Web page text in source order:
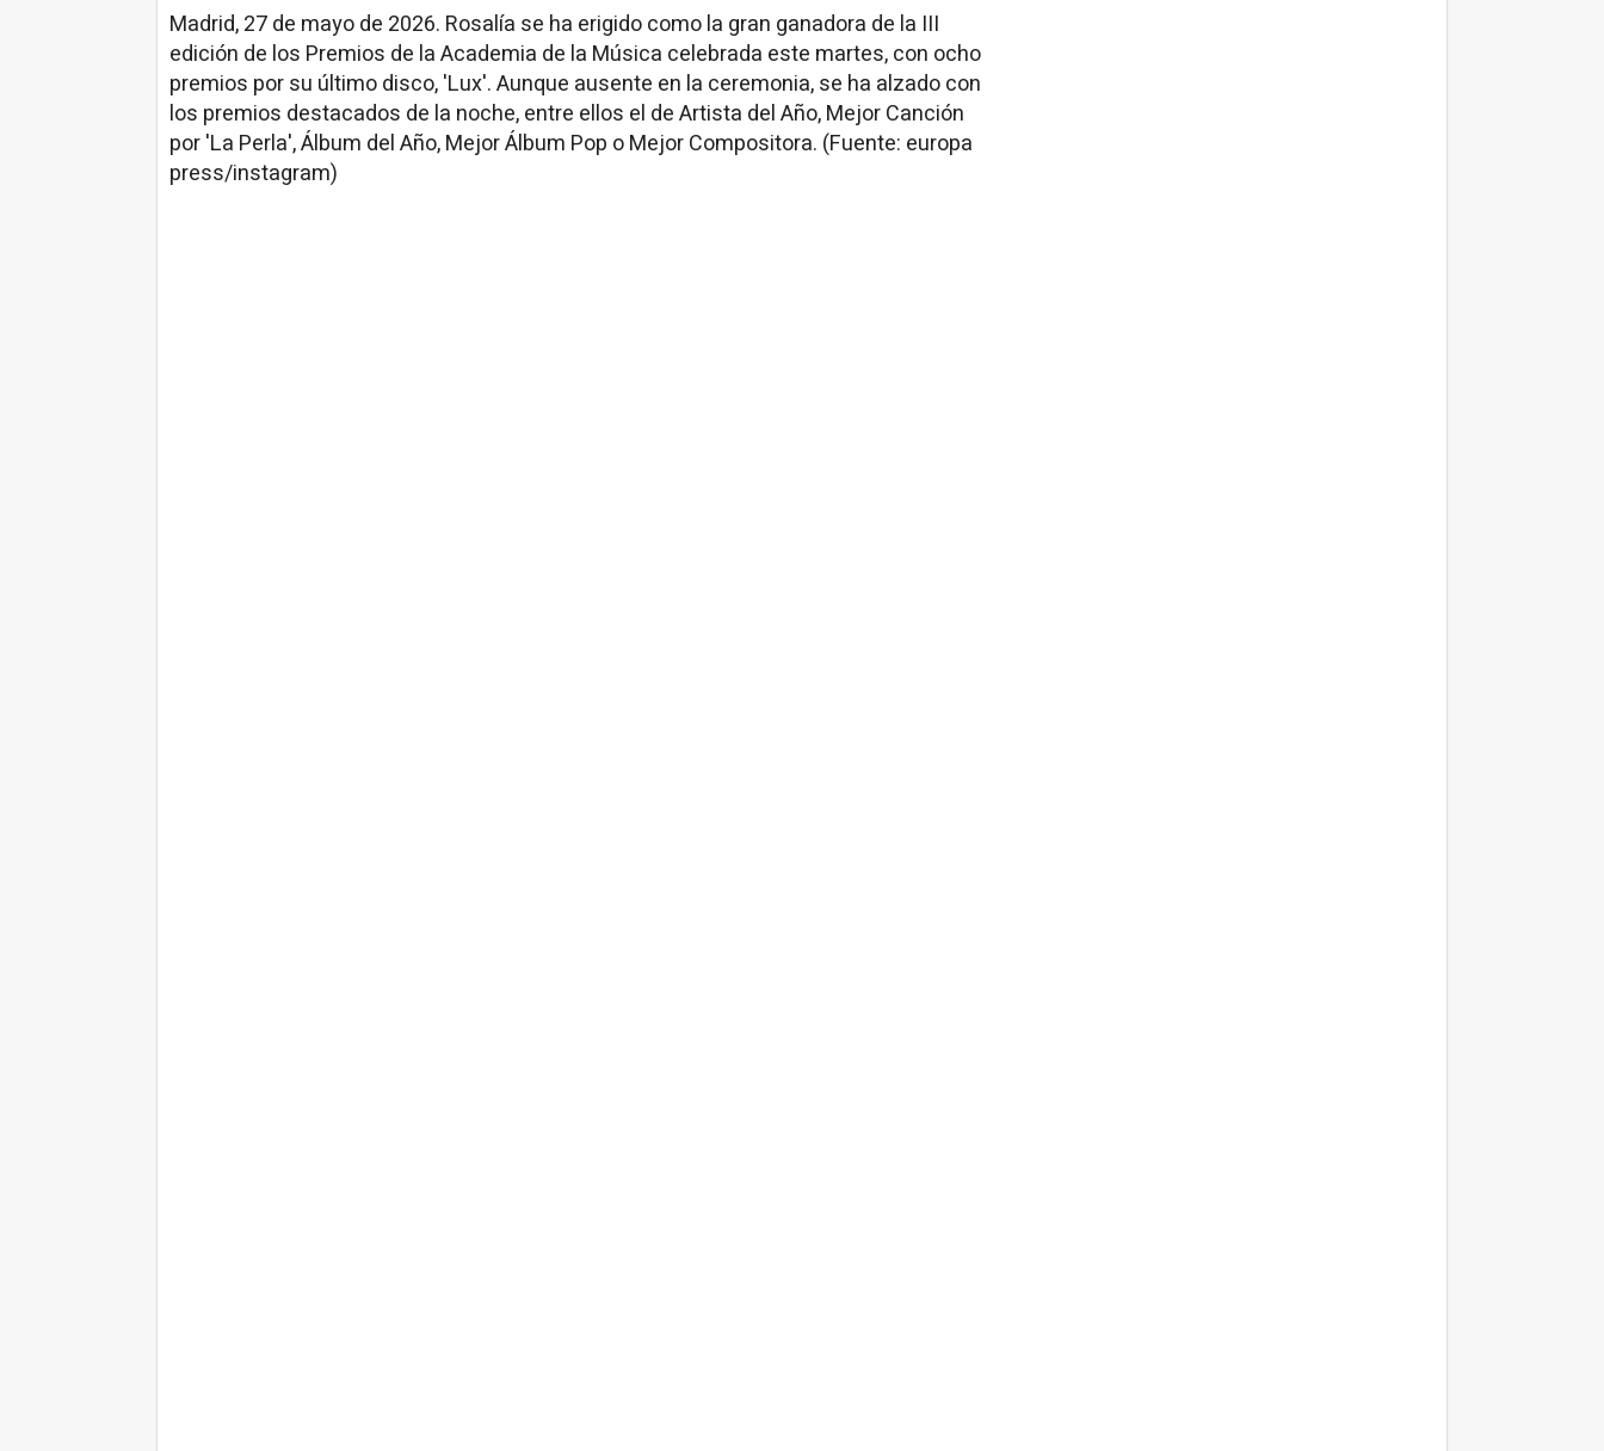
Madrid, 27 de mayo de 2026. Rosalía se ha erigido como la gran ganadora de la III
edición de los Premios de la Academia de la Música celebrada este martes, con ocho
premios por su último disco, 'Lux'. Aunque ausente en la ceremonia, se ha alzado con
los premios destacados de la noche, entre ellos el de Artista del Año, Mejor Canción
por 'La Perla', Álbum del Año, Mejor Álbum Pop o Mejor Compositora. (Fuente: europa
press/instagram)